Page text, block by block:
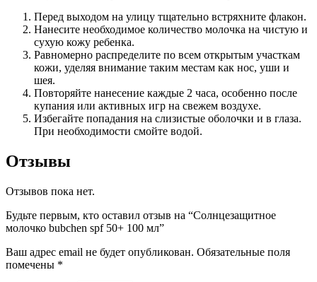
Перед выходом на улицу тщательно встряхните флакон.
Нанесите необходимое количество молочка на чистую и
сухую кожу ребенка.
Равномерно распределите по всем открытым участкам
кожи, уделяя внимание таким местам как нос, уши и
шея.
Повторяйте нанесение каждые 2 часа, особенно после
купания или активных игр на свежем воздухе.
Избегайте попадания на слизистые оболочки и в глаза.
При необходимости смойте водой.
Отзывы
Отзывов пока нет.
Будьте первым, кто оставил отзыв на “Солнцезащитное
молочко bubchen spf 50+ 100 мл”
Ваш адрес email не будет опубликован. Обязательные поля
помечены *